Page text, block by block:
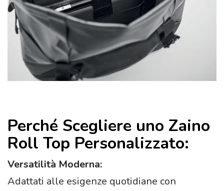
Perché Scegliere uno Zaino
Roll Top Personalizzato:
Versatilità Moderna:
Adattati alle esigenze quotidiane con